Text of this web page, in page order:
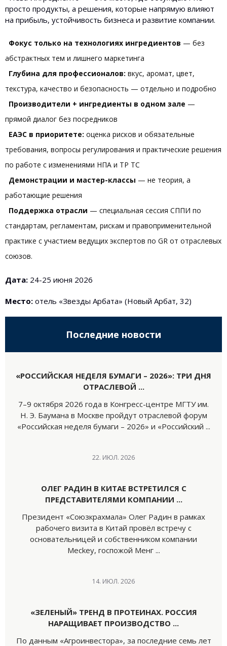
просто продукты, а решения, которые напрямую влияют
на прибыль, устойчивость бизнеса и развитие компании.
Фокус только на технологиях ингредиентов — без
абстрактных тем и лишнего маркетинга
Глубина для профессионалов: вкус, аромат, цвет,
текстура, качество и безопасность — отдельно и подробно
Производители + ингредиенты в одном зале —
прямой диалог без посредников
ЕАЭС в приоритете: оценка рисков и обязательные
требования, вопросы регулирования и практические решения
по работе с изменениями НПА и ТР ТС
Демонстрации и мастер-классы — не теория, а
работающие решения
Поддержка отрасли — специальная сессия СППИ по
стандартам, регламентам, рискам и правоприменительной
практике с участием ведущих экспертов по GR от отраслевых
союзов.
Дата: 24-25 июня 2026
Место: отель «Звезды Арбата» (Новый Арбат, 32)
Последние новости
«РОССИЙСКАЯ НЕДЕЛЯ БУМАГИ – 2026»: ТРИ ДНЯ
ОТРАСЛЕВОЙ ...
7–9 октября 2026 года в Конгресс-центре МГТУ им.
Н. Э. Баумана в Москве пройдут отраслевой форум
«Российская неделя бумаги – 2026» и «Российский ...
22. ИЮЛ. 2026
ОЛЕГ РАДИН В КИТАЕ ВСТРЕТИЛСЯ С
ПРЕДСТАВИТЕЛЯМИ КОМПАНИИ ...
Президент «Союзкрахмала» Олег Радин в рамках
рабочего визита в Китай провёл встречу с
основательницей и собственником компании
Meckey, госпожой Менг ...
14. ИЮЛ. 2026
«ЗЕЛЕНЫЙ» ТРЕНД В ПРОТЕИНАХ. РОССИЯ
НАРАЩИВАЕТ ПРОИЗВОДСТВО ...
По данным «Агроинвестора», за последние семь лет